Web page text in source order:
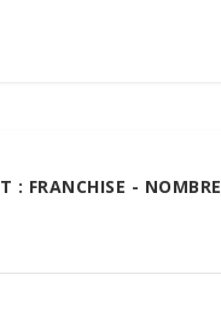
: FRANCHISE - NOMBRE